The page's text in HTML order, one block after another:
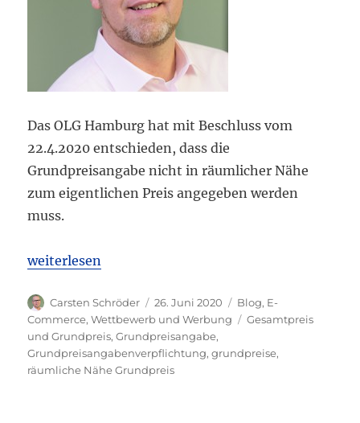
Das OLG Hamburg hat mit Beschluss vom
22.4.2020 entschieden, dass die
Grundpreisangabe nicht in räumlicher Nähe
zum eigentlichen Preis angegeben werden
muss.
„OLG Hamburg: Grundpreisangabe nicht
weiterlesen
Autor
Carsten Schröder
Veröffentlicht
am
26. Juni 2020 Kategorien
Blog, E-
Commerce,Wettbewerb und Werbung Schlagwörter
Gesamtpreis
und Grundpreis,Grundpreisangabe,
Grundpreisangabenverpflichtung,grundpreise,
räumliche Nähe Grundpreis